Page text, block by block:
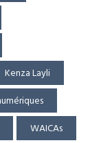
Kenza Layli
WAICAs